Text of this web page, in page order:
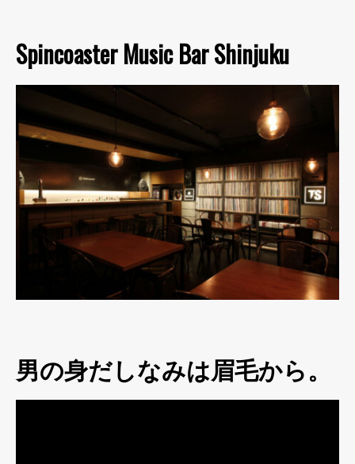
Spincoaster Music Bar Shinjuku
男の身だしなみは眉毛から。